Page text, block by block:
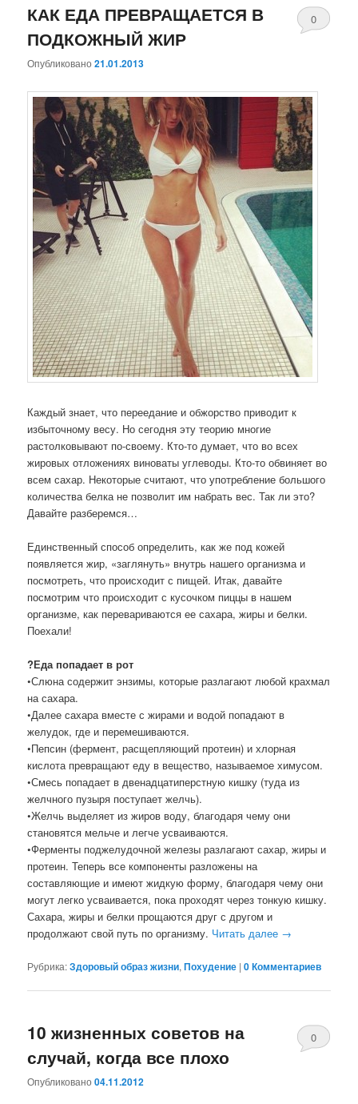
КАК ЕДА ПРЕВРАЩАЕТСЯ В
ПОДКОЖНЫЙ ЖИР
Опубликовано21.01.2013
0
Каждый знает, что переедание и обжорство приводит к
избыточному весу. Но сегодня эту теорию многие
растолковывают по-своему. Кто-то думает, что во всех
жировых отложениях виноваты углеводы. Кто-то обвиняет во
всем сахар. Некоторые считают, что употребление большого
количества белка не позволит им набрать вес. Так ли это?
Давайте разберемся…
Единственный способ определить, как же под кожей
появляется жир, «заглянуть» внутрь нашего организма и
посмотреть, что происходит с пищей. Итак, давайте
посмотрим что происходит с кусочком пиццы в нашем
организме, как перевариваются ее сахара, жиры и белки.
Поехали!
?Еда попадает в рот
•Слюна содержит энзимы, которые разлагают любой крахмал
на сахара.
•Далее сахара вместе с жирами и водой попадают в
желудок, где и перемешиваются.
•Пепсин (фермент, расщепляющий протеин) и хлорная
кислота превращают еду в вещество, называемое химусом.
•Смесь попадает в двенадцатиперстную кишку (туда из
желчного пузыря поступает желчь).
•Желчь выделяет из жиров воду, благодаря чему они
становятся мельче и легче усваиваются.
•Ферменты поджелудочной железы разлагают сахар, жиры и
протеин. Теперь все компоненты разложены на
составляющие и имеют жидкую форму, благодаря чему они
могут легко усваивается, пока проходят через тонкую кишку.
Сахара, жиры и белки прощаются друг с другом и
продолжают свой путь по организму. Читать далее →
Рубрика:Здоровый образ жизни,Похудение |0 Комментариев
10 жизненных советов на
случай, когда все плохо
Опубликовано04.11.2012
0